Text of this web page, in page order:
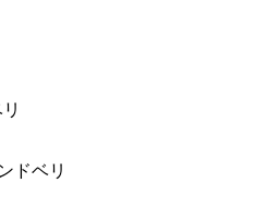
ドベリ